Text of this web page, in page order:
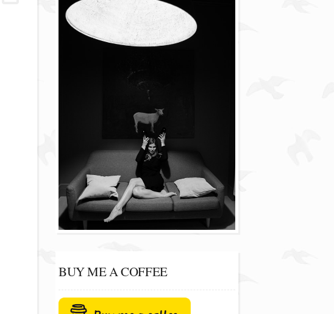
BUY ME A COFFEE